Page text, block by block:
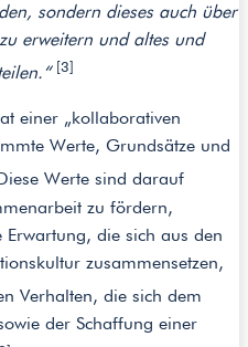
sondern dieses auch über
erweitern und altes und
[3]
einer „kollaborativen
Werte, Grundsätze und
Werte sind darauf
zu fördern,
die sich aus den
zusammensetzen,
Verhalten, die sich dem
der Schaffung einer